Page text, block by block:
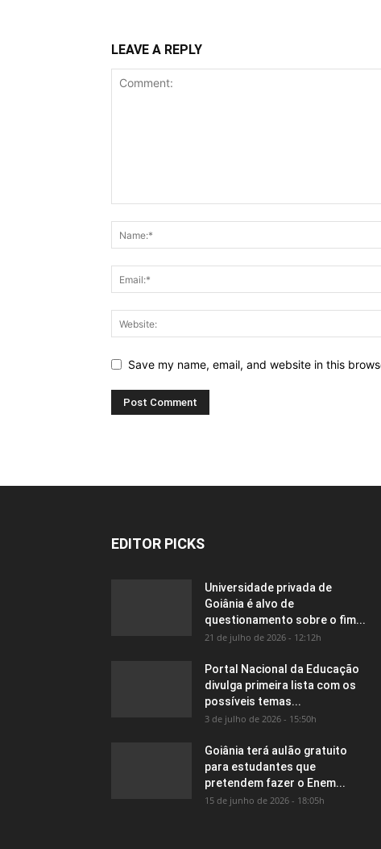
LEAVE A REPLY
Save my name, email, and website in this
EDITOR PICKS
Universidade privada de
Goiânia é alvo de
questionamento sobre o fim...
21 de julho de 2026 - 12:12h
Portal Nacional da Educação
divulga primeira lista com os
possíveis temas...
3 de julho de 2026 - 15:50h
Goiânia terá aulão gratuito
para estudantes que
pretendem fazer o Enem...
15 de junho de 2026 - 18:05h